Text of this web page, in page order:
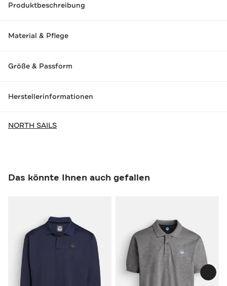
Produktbeschreibung
Material & Pflege
Größe & Passform
Herstellerinformationen
NORTH SAILS
Das könnte Ihnen auch gefallen